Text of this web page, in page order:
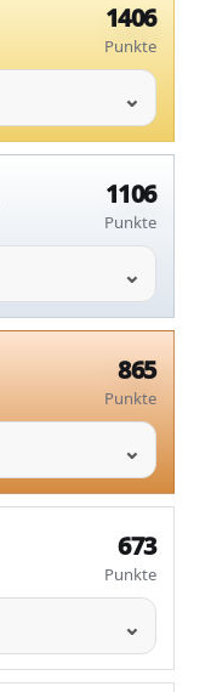
1406
Punkte
1106
Punkte
865
Punkte
673
Punkte